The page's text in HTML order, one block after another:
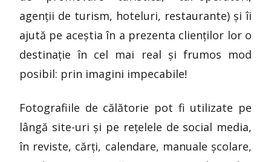
agenții de turism, hoteluri, restaurante) și îi
ajută pe aceștia în a prezenta clienților lor o
destinație în cel mai real și frumos mod
posibil: prin imagini impecabile!
Fotografiile de călătorie pot fi utilizate pe
lângă site-uri și pe rețelele de social media,
în reviste, cărți, calendare, manuale școlare,